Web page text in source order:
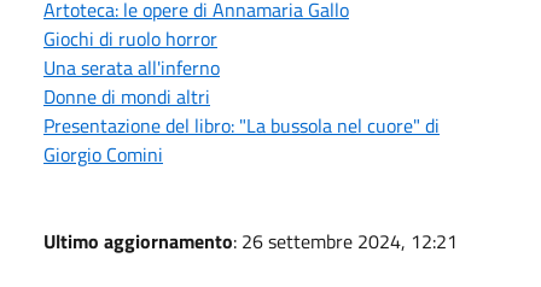
Artoteca: le opere di Annamaria Gallo
Giochi di ruolo horror
Una serata all'inferno
Donne di mondi altri
Presentazione del libro: "La bussola nel cuore" di
Giorgio Comini
Ultimo aggiornamento: 26 settembre 2024, 12:21